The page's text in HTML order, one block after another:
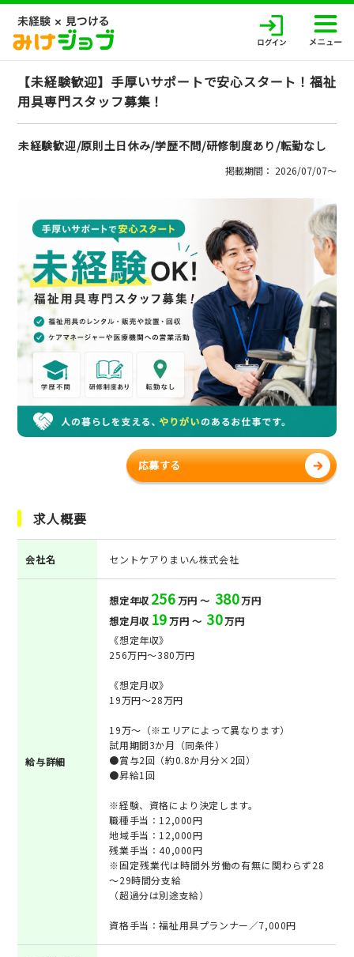
【未経験歓迎】手厚いサポートで安心スタート！福祉
用具専門スタッフ募集！
未経験歓迎/原則土日休み/学歴不問/研修制度あり/転勤なし
掲載期間： 2026/07/07〜
応募する
求人概要
会社名 セントケアりまいん株式会社
給与詳細
想定年収 256万円 ～ 380万円
想定月収 19万円 ～ 30万円
《想定年収》
256万円～380万円
《想定月収》
19万円～28万円
19万～（※エリアによって異なります）
試用期間3か月（同条件）
●賞与2回（約0.8か月分×2回）
●昇給1回
※経験、資格により決定します。
職種手当：12,000円
地域手当：12,000円
残業手当：40,000円
※固定残業代は時間外労働の有無に関わらず28
～29時間分支給
（超過分は別途支給）
資格手当：福祉用具プランナー／7,000円